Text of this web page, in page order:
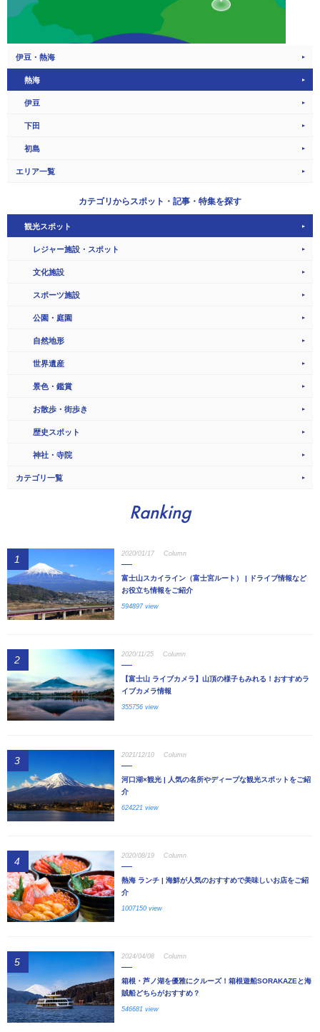
伊豆・熱海
熱海
伊豆
下田
初島
エリア一覧
カテゴリから スポット・記事・特集を探す
観光スポット
レジャー施設・スポット
文化施設
スポーツ施設
公園・庭園
自然地形
世界遺産
景色・鑑賞
お散歩・街歩き
歴史スポット
神社・寺院
カテゴリ一覧
Ranking
1 2020/01/17 Column
富士山スカイライン（富士宮ルート） | ドライブ情報など
お役立ち情報をご紹介
594897 view
2 2020/11/25 Column
【富士山 ライブカメラ】山頂の様子もみれる！おすすめラ
イブカメラ情報
355756 view
3 2021/12/10 Column
河口湖×観光 | 人気の名所やディープな観光スポットをご紹
介
624221 view
4 2020/08/19 Column
熱海 ランチ | 海鮮が人気のおすすめで美味しいお店をご紹
介
1007150 view
5 2024/04/08 Column
箱根・芦ノ湖を優雅にクルーズ！箱根遊船SORAKAZEと海
賊船どちらがおすすめ？
546681 view